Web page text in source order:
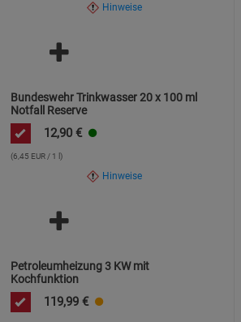
Hinweise
Bundeswehr Trinkwasser 20 x 100 ml
Notfall Reserve
12,90 €
(6,45 EUR / 1 l)
Hinweise
Petroleumheizung 3 KW mit
Kochfunktion
119,99 €